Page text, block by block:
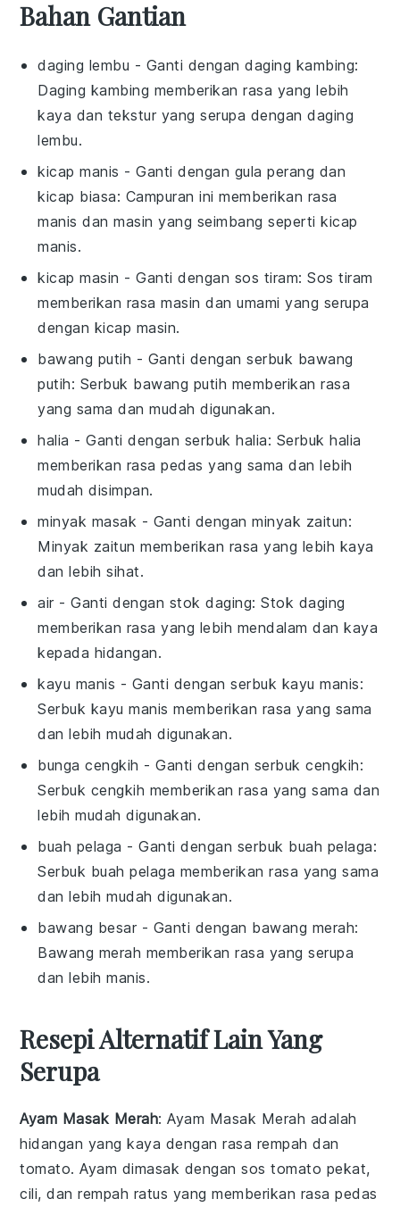
Bahan Gantian
daging lembu - Ganti dengandaging kambing:
Daging kambing memberikan rasa yang lebih
kaya dan tekstur yang serupa dengan daging
lembu.
kicap manis - Ganti dengan gula perang dan
kicap biasa: Campuran ini memberikan rasa
manis dan masin yang seimbang seperti kicap
manis.
kicap masin - Ganti dengan sos tiram: Sos tiram
memberikan rasa masin dan umami yang serupa
dengan kicap masin.
bawang putih - Ganti denganserbuk bawang
putih: Serbuk bawang putih memberikan rasa
yang sama dan mudah digunakan.
halia - Ganti dengan serbuk halia: Serbuk halia
memberikan rasa pedas yang sama dan lebih
mudah disimpan.
minyak masak - Ganti denganminyak zaitun:
Minyak zaitun memberikan rasa yang lebih kaya
dan lebih sihat.
air - Ganti dengan stok daging: Stok daging
memberikan rasa yang lebih mendalam dan kaya
kepada hidangan.
kayu manis - Ganti denganserbuk kayu manis:
Serbuk kayu manis memberikan rasa yang sama
dan lebih mudah digunakan.
bunga cengkih - Ganti dengan serbuk cengkih:
Serbuk cengkih memberikan rasa yang sama dan
lebih mudah digunakan.
buah pelaga - Ganti dengan serbuk buah pelaga:
Serbuk buah pelaga memberikan rasa yang sama
dan lebih mudah digunakan.
bawang besar - Ganti dengan bawang merah:
Bawang merah memberikan rasa yang serupa
dan lebih manis.
Resepi Alternatif Lain Yang
Serupa
Ayam Masak Merah: Ayam Masak Merah adalah
hidangan yang kaya dengan rasa rempah dan
tomato. Ayam dimasak dengan sos tomato pekat,
cili, dan rempah ratus yang memberikan rasa pedas